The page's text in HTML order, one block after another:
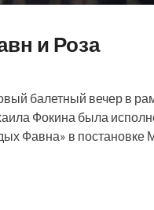
и Роза
балетный вечер в
Фокина была
Фавна» в постановке